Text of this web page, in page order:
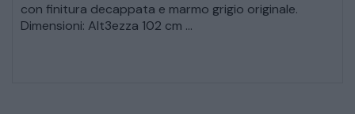
con finitura decappata e marmo grigio originale.
Dimensioni: Alt3ezza 102 cm ...